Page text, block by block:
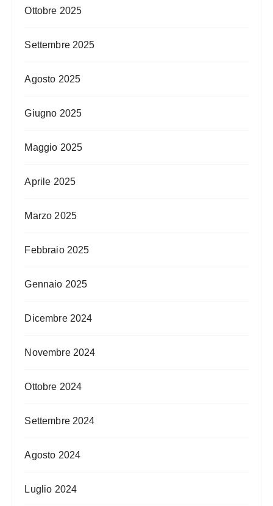
Ottobre 2025
Settembre 2025
Agosto 2025
Giugno 2025
Maggio 2025
Aprile 2025
Marzo 2025
Febbraio 2025
Gennaio 2025
Dicembre 2024
Novembre 2024
Ottobre 2024
Settembre 2024
Agosto 2024
Luglio 2024